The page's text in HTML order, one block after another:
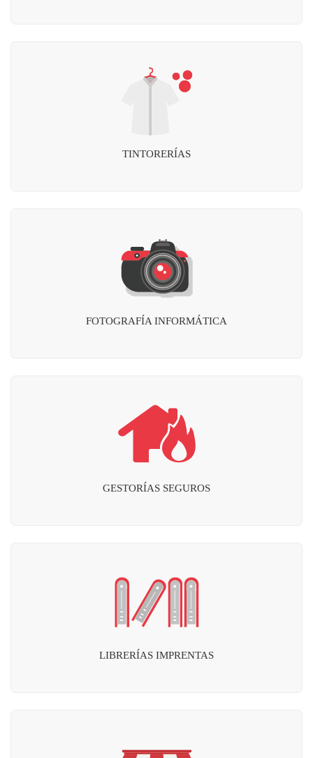
TINTORERÍAS
FOTOGRAFÍA INFORMÁTICA
GESTORÍAS SEGUROS
LIBRERÍAS IMPRENTAS